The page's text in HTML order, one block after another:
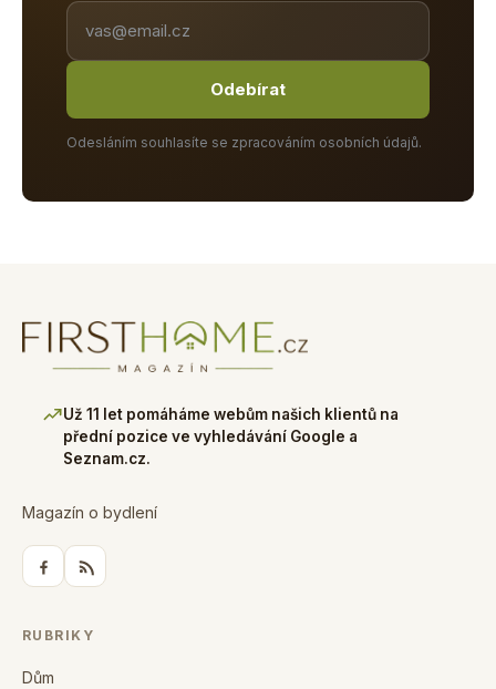
Odebírat
Odesláním souhlasíte se zpracováním osobních údajů.
Už 11 let pomáháme webům našich klientů na
přední pozice ve vyhledávání Google a
Seznam.cz.
Magazín o bydlení
RUBRIKY
Dům